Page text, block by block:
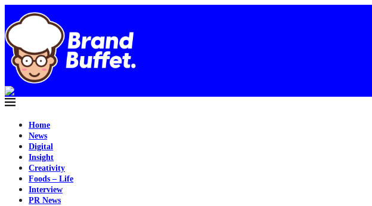
Home
News
Digital
Insight
Creativity
Foods – Life
Interview
PR News